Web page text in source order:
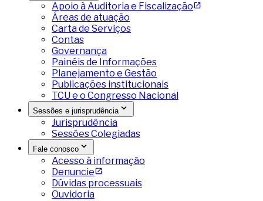
Apoio à Auditoria e Fiscalização
Áreas de atuação
Carta de Serviços
Contas
Governança
Painéis de Informações
Planejamento e Gestão
Publicações institucionais
TCU e o Congresso Nacional
Sessões e jurisprudência
Jurisprudência
Sessões Colegiadas
Fale conosco
Acesso à informação
Denuncie
Dúvidas processuais
Ouvidoria